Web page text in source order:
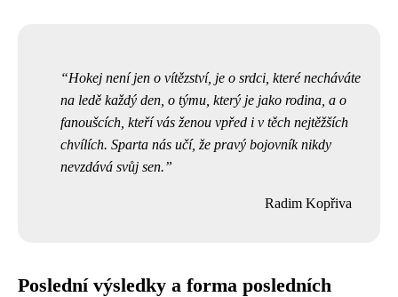
Hokej není jen o vítězství, je o srdci, které necháváte
na ledě každý den, o týmu, který je jako rodina, a o
fanoušcích, kteří vás ženou vpřed i v těch nejtěžších
chvílích. Sparta nás učí, že pravý bojovník nikdy
nevzdává svůj sen.
Radim Kopřiva
Poslední výsledky a forma posledních